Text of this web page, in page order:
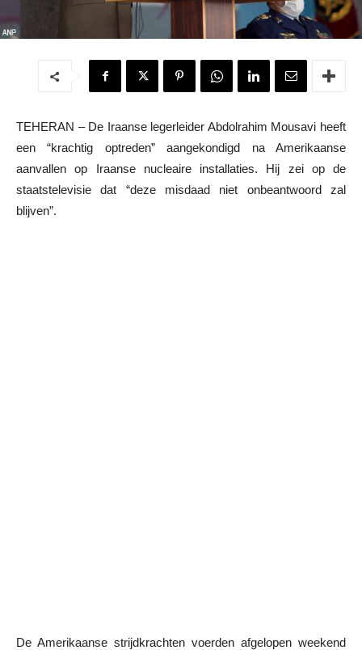
TEHERAN – De Iraanse legerleider Abdolrahim Mousavi heeft
een “krachtig optreden” aangekondigd na Amerikaanse
aanvallen op Iraanse nucleaire installaties. Hij zei op de
staatstelevisie dat “deze misdaad niet onbeantwoord zal
blijven”.
De Amerikaanse strijdkrachten voerden afgelopen weekend